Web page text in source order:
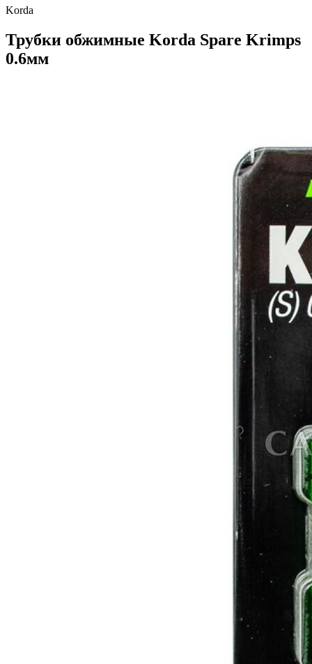
Korda
Трубки обжимные Korda Spare Krimps
0.6мм